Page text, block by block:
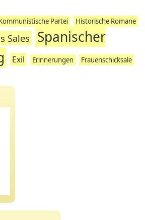
Partei Historische Romane
Sales
Spanischer
Exil Erinnerungen Frauenschicksale